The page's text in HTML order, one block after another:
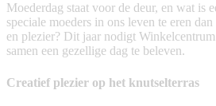
Moederdag staat voor de deur, en wat is
speciale moeders in ons leven te eren
en plezier? Dit jaar nodigt
samen een gezellige dag te beleven.
Creatief plezier op het knutselterras